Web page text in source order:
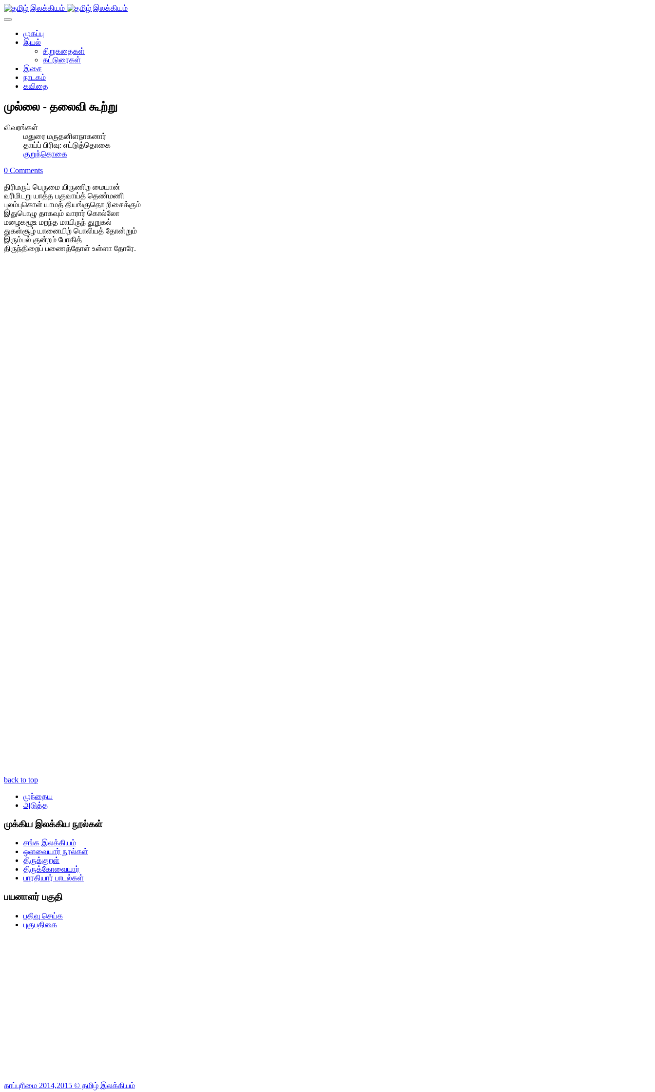
முகப்பு
இயல்
சிறுகதைகள்
கட்டுரைகள்
இசை
நாடகம்
கவிதை
முல்லை - தலைவி கூற்று
விவரங்கள்
மதுரை மருதனிளநாகனார்
தாய்ப் பிரிவு: எட்டுத்தொகை
குறுந்தொகை
0 Comments
திரிமருப் பெருமை யிருணிற மையான்
வரிமிடறு யாத்த பகுவாய்த் தெண்மணி
புலம்புகொள் யாமத் தியங்குதொ றிசைக்கும்
இதுபொழு தாகவும் வாரார் கொல்லோ
மழைகழூஉ மறந்த மாயிருந் துறுகல்
துகள்சூழ் யானையிற் பொலியத் தோன்றும்
இரும்பல் குன்றம் போகித்
திருந்திறைப் பணைத்தோள் உள்ளா தோரே.
back to top
முந்தைய
அடுத்த
முக்கிய இலக்கிய நூல்கள்
சங்க இலக்கியம்
ஒளவையார் நூல்கள்
திருக்குறள்
திருக்கோவையார்
பாரதியார் பாடல்கள்
பயனாளர் பகுதி
பதிவு செய்க
புகுபதிகை
காப்புரிமை 2014,2015 © தமிழ் இலக்கியம்